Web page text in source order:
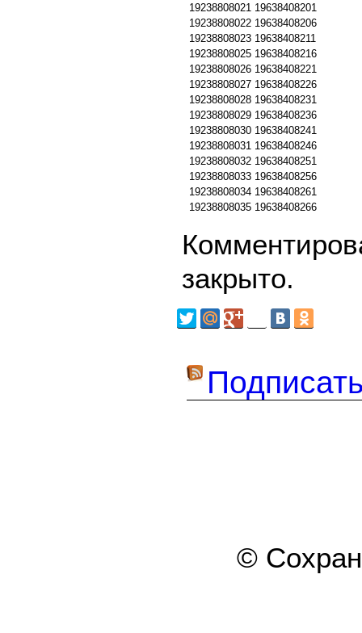
19238808021 19638408201
19238808022 19638408206
19238808023 19638408211
19238808025 19638408216
19238808026 19638408221
19238808027 19638408226
19238808028 19638408231
19238808029 19638408236
19238808030 19638408241
19238808031 19638408246
19238808032 19638408251
19238808033 19638408256
19238808034 19638408261
19238808035 19638408266
закрыто.
©